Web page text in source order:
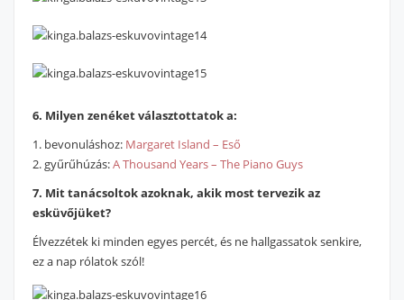
6. Milyen zenéket választottatok a:
1. bevonuláshoz: Margaret Island – Eső
2. gyűrűhúzás:A Thousand Years – The Piano Guys
7. Mit tanácsoltok azoknak, akik most tervezik az
esküvőjüket?
Élvezzétek ki minden egyes percét, és ne hallgassatok senkire,
ez a nap rólatok szól!